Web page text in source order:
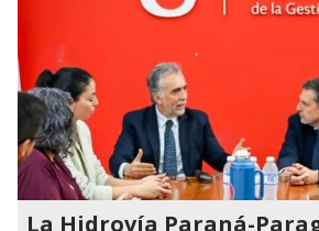
La Hidrovía Paraná-